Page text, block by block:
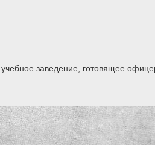
заведение, готовящее